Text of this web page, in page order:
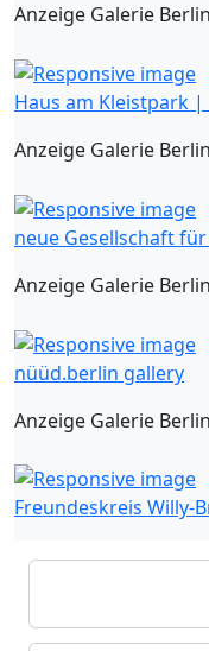
Anzeige Galerie Berlin
Haus am Kleistpark
Anzeige Galerie Berlin
neue Gesellschaft
Anzeige Galerie Berlin
nüüd.berlin gallery
Anzeige Galerie Berlin
Freundeskreis Willy-